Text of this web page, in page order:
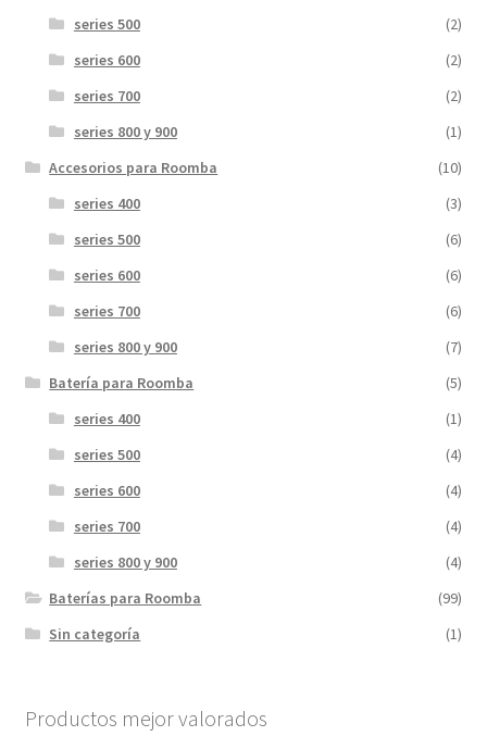
series 500
(2)
series 600
(2)
series 700
(2)
series 800 y 900
(1)
Accesorios para Roomba
(10)
series 400
(3)
series 500
(6)
series 600
(6)
series 700
(6)
series 800 y 900
(7)
Batería para Roomba
(5)
series 400
(1)
series 500
(4)
series 600
(4)
series 700
(4)
series 800 y 900
(4)
Baterías para Roomba
(99)
Sin categoría
(1)
Productos mejor valorados